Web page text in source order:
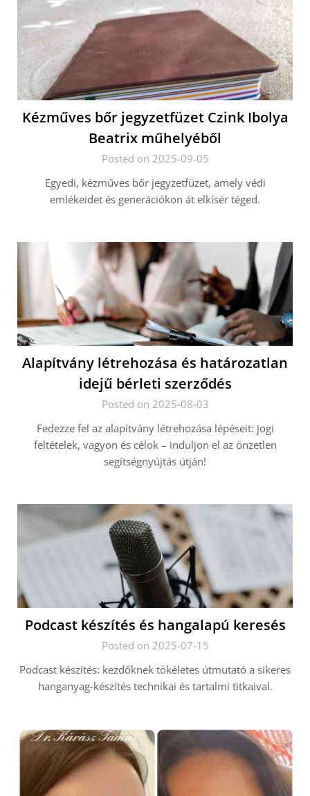
Kézműves bőr jegyzetfüzet Czink Ibolya
Beatrix műhelyéből
Posted on 2025-09-05
Egyedi, kézműves bőr jegyzetfüzet, amely védi
emlékeidet és generációkon át elkísér téged.
Alapítvány létrehozása és határozatlan
idejű bérleti szerződés
Posted on 2025-08-03
Fedezze fel az alapítvány létrehozása lépéseit: jogi
feltételek, vagyon és célok – induljon el az önzetlen
segítségnyújtás útján!
Podcast készítés és hangalapú keresés
Posted on 2025-07-15
Podcast készítés: kezdőknek tökéletes útmutató a sikeres
hanganyag-készítés technikai és tartalmi titkaival.